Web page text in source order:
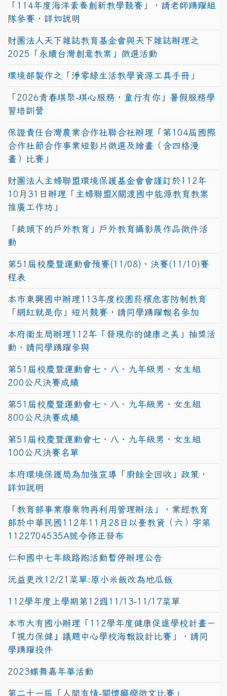
「114年度海洋素養創新教學競賽」，請老師踴躍組
隊參賽，詳如說明
財團法人天下雜誌教育基金會與天下雜誌辦理之
2025「永續台灣創意教案」徵選活動
環境部製作之「淨零綠生活教學資源工具手冊」
「2026青春琪聚-琪心服務，童行有你」暑假服務學
習培訓營
保證責任台灣農業合作社聯合社辦理「第104屆國際
合作社節合作事業短影片徵選及繪畫（含四格漫
畫）比賽」
財團法人主婦聯盟環境保護基金會會謹訂於112年
10月31日辦理「主婦聯盟X關渡國中能源教育教案
推廣工作坊」
「鏡頭下的戶外教育」戶外教育攝影展作品徵件活
動
第51屆校慶暨運動會預賽(11/08)、決賽(11/10)賽
程表
本市東興國中辦理113年度校園菸檳危害防制教育
「網紅就是你」短片競賽，請同學踴躍報名參加
本府衛生局辦理112年「發現你的健康之美」抽獎活
動，請同學踴躍參與
第51屆校慶暨運動會七、八、九年級男、女生組
200公尺決賽成績
第51屆校慶暨運動會七、八、九年級男、女生組
800公尺決賽成績
第51屆校慶暨運動會七、八、九年級男、女生組
100公尺決賽名單
本府環境保護局為加強宣導「廚餘全回收」政策，
詳如說明
「教育部事業廢棄物再利用管理辦法」，業經教育
部於中華民國112年11月28日以臺教資（六）字第
1122704535A號令修正發布
仁和國中七年級路跑活動暫停辦理公告
沅益更改12/21菜單:原小米飯改為地瓜飯
112學年度上學期第12週11/13-11/17菜單
本市大有國小辦理「112學年度健康促進學校計畫－
『視力保健』議題中心學校海報設計比賽」，請同
學踴躍投件
2023蝶舞嘉年華活動
第二十一屆「人間有情-關懷癲癇徵文比賽」